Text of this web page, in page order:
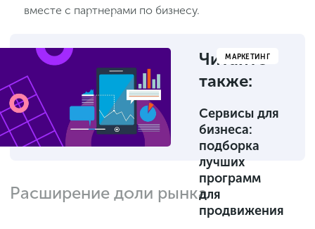
вместе с партнерами по бизнесу.
МАРКЕТИНГ
Читайте
также:
Сервисы для
бизнеса:
подборка
лучших
программ
для
продвижения
Расширение доли рынка